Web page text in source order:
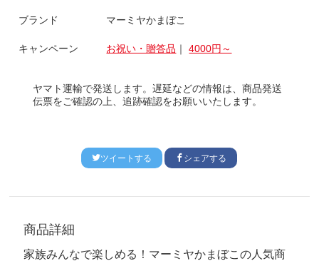
ブランド マーミヤかまぼこ
キャンペーン お祝い・贈答品 ｜4000円～
ヤマト運輸で発送します。遅延などの情報は、商品発送
伝票をご確認の上、追跡確認をお願いいたします。
ツイートする シェアする
商品詳細
家族みんなで楽しめる！マーミヤかまぼこの人気商